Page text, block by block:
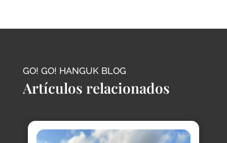
GO! GO! HANGUK BLOG
Artículos relacionados